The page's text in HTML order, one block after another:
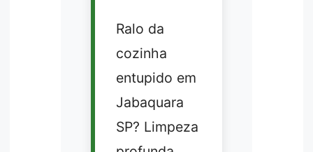
Ralo da
cozinha
entupido em
Jabaquara
SP? Limpeza